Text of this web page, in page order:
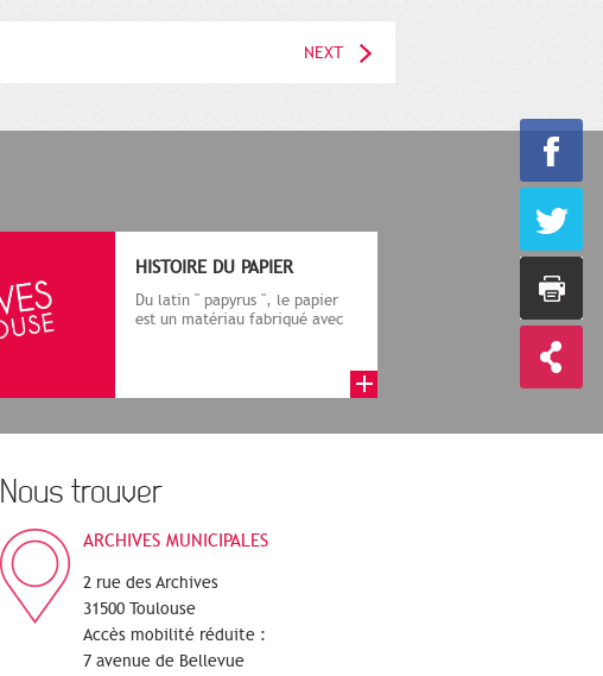
NEXT
HISTOIRE DU PAPIER
Du latin " papyrus ", le papier
est un matériau fabriqué avec
Nous trouver
ARCHIVES MUNICIPALES
2 rue des Archives
31500 Toulouse
Accès mobilité réduite :
7 avenue de Bellevue